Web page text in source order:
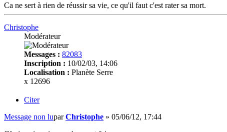
Ca ne sert à rien de réussir sa vie, ce qu'il faut c'est rater sa mort.
Christophe
Modérateur
Messages : 82083
Inscription : 10/02/03, 14:06
Localisation : Planète Serre
x 12696
Citer
Message non luparChristophe » 05/06/12, 17:44